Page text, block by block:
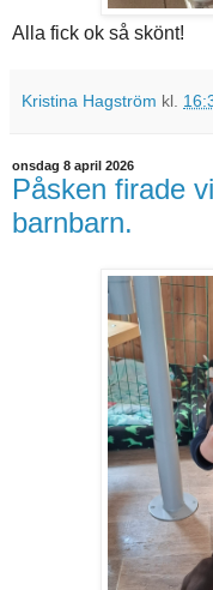
Alla fick ok så skönt!
Kristina Hagström kl.
onsdag 8 april 2026
Påsken firade
barnbarn.